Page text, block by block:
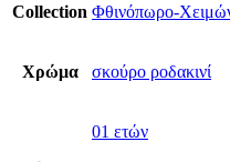
Collection Φθινόπωρο-
Χρώμα σκούρο ροδακινί
01 ετών